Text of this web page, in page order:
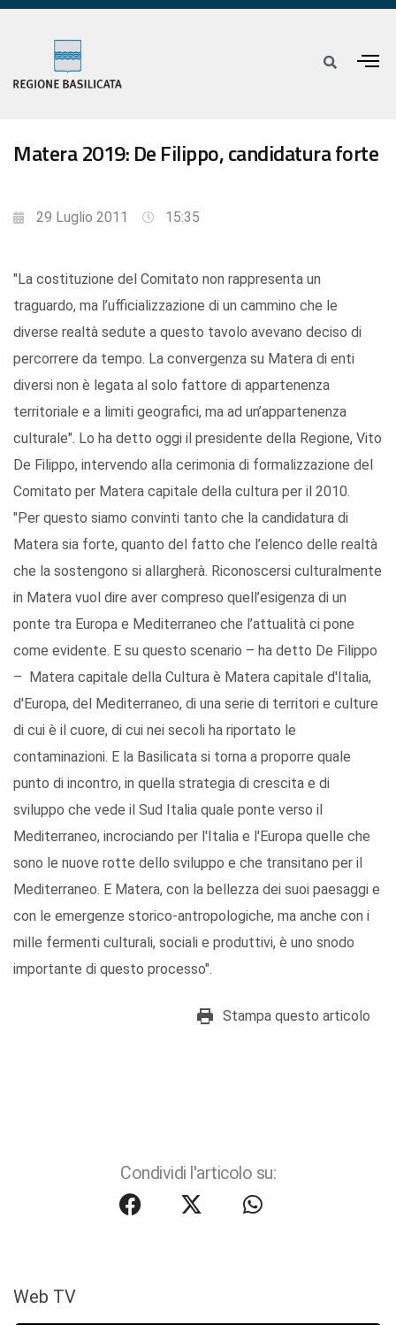
Matera 2019: De Filippo, candidatura forte
29 Luglio 2011 15:35
"La costituzione del Comitato non rappresenta un
traguardo, ma l’ufficializzazione di un cammino che le
diverse realtà sedute a questo tavolo avevano deciso di
percorrere da tempo. La convergenza su Matera di enti
diversi non è legata al solo fattore di appartenenza
territoriale e a limiti geografici, ma ad un’appartenenza
culturale". Lo ha detto oggi il presidente della Regione, Vito
De Filippo, intervendo alla cerimonia di formalizzazione del
Comitato per Matera capitale della cultura per il 2010.
"Per questo siamo convinti tanto che la candidatura di
Matera sia forte, quanto del fatto che l’elenco delle realtà
che la sostengono si allargherà. Riconoscersi culturalmente
in Matera vuol dire aver compreso quell’esigenza di un
ponte tra Europa e Mediterraneo che l’attualità ci pone
come evidente. E su questo scenario – ha detto De Filippo
– Matera capitale della Cultura è Matera capitale d'Italia,
d'Europa, del Mediterraneo, di una serie di territori e culture
di cui è il cuore, di cui nei secoli ha riportato le
contaminazioni. E la Basilicata si torna a proporre quale
punto di incontro, in quella strategia di crescita e di
sviluppo che vede il Sud Italia quale ponte verso il
Mediterraneo, incrociando per l'Italia e l'Europa quelle che
sono le nuove rotte dello sviluppo e che transitano per il
Mediterraneo. E Matera, con la bellezza dei suoi paesaggi e
con le emergenze storico-antropologiche, ma anche con i
mille fermenti culturali, sociali e produttivi, è uno snodo
importante di questo processo".
Stampa questo articolo
Condividi l'articolo su:
Web TV